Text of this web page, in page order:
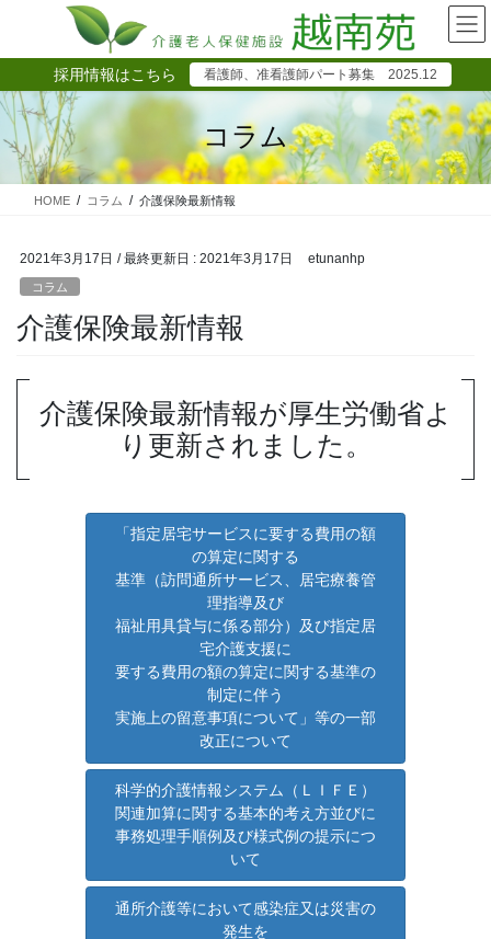
テ
ツ
に
移
ゲ
シ
ョ
ン
採用情報はこちら 看護師、准看護師パート募集 2025.12
コラム
HOME コラム 介護保険最新情報
2021年3月17日 / 最終更新日 : 2021年3月17日 etunanhp
コラム
介護保険最新情報
介護保険最新情報が厚生労働省よ
り更新されました。
「指定居宅サービスに要する費用の額
の算定に関する
基準（訪問通所サービス、居宅療養管
理指導及び
福祉用具貸与に係る部分）及び指定居
宅介護支援に
要する費用の額の算定に関する基準の
制定に伴う
実施上の留意事項について」等の一部
改正について
科学的介護情報システム（ＬＩＦＥ）
関連加算に関する基本的考え方並びに
事務処理手順例及び様式例の提示につ
いて
通所介護等において感染症又は災害の
発生を